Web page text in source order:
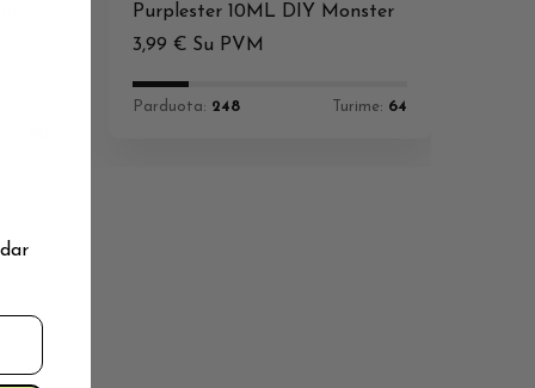
Purplester 10ML DIY Monster
3,99 € Su PVM
Parduota: 248 Turime: 64